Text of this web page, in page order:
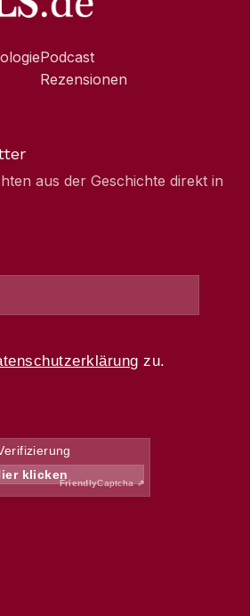
Podcast
Rezensionen
aus der Geschichte direkt in